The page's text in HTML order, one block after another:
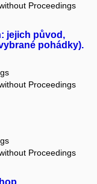
Proceedings
jejich původ,
pohádky).
Proceedings
Proceedings